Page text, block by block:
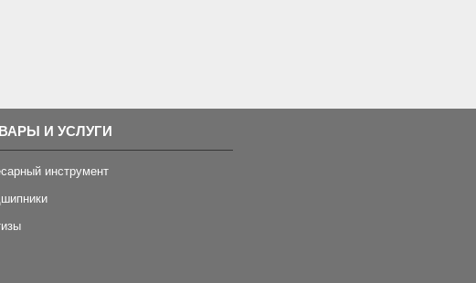
И УСЛУГИ
инструмент